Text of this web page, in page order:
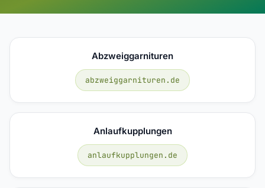
Abzweiggarnituren
abzweiggarnituren.de
Anlaufkupplungen
anlaufkupplungen.de